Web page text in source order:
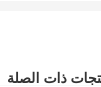
ذات الصلة